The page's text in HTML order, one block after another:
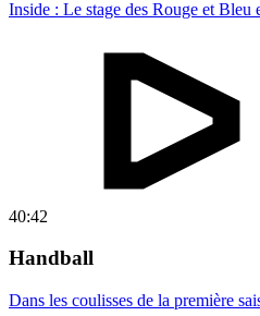
Inside : Le stage des Rouge et Bleu
40:42
Handball
Dans les coulisses de la première